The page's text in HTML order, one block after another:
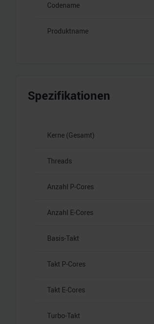
Codename
Produktname
Spezifikationen
Kerne (Gesamt)
Threads
Anzahl P-Cores
Anzahl E-Cores
Basis-Takt
Takt P-Cores
Takt E-Cores
Turbo-Takt